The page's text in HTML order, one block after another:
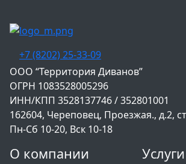
О компании Услуги
+7 (8202) 25-33-09
‌ООО “Территория Диванов”
ОГРН 1083528005296
ИНН/КПП 3528137746 / 352801001
162604, Череповец, Проезжая., д.2,
Пн-Сб 10-20, Вск 10-18